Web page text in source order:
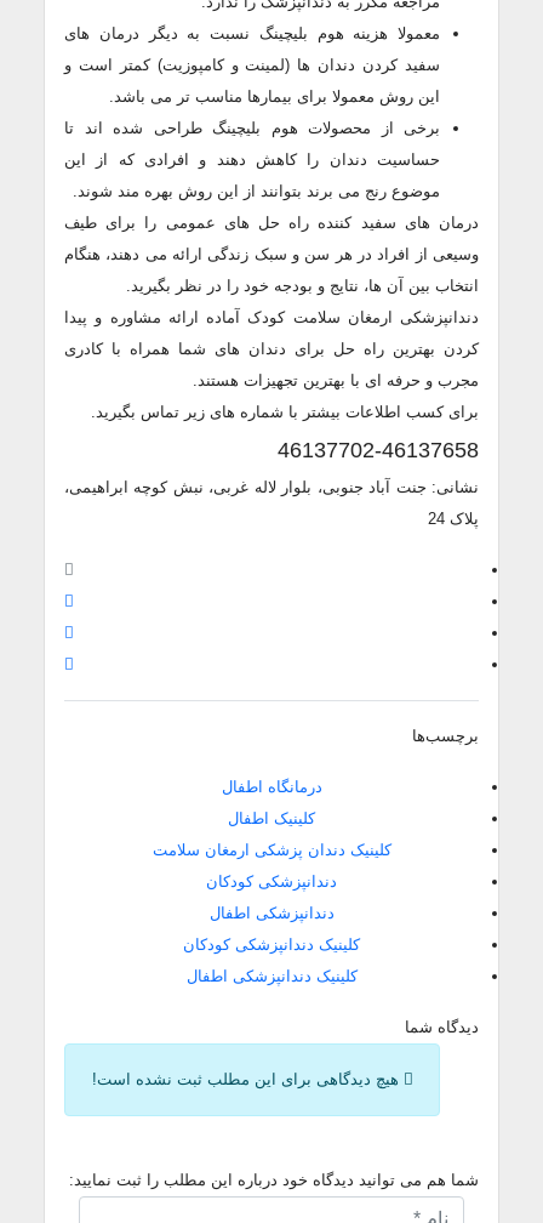
معمولا هزینه هوم بلیچینگ نسبت به دیگر درمان های
سفید کردن دندان ها (لمینت و کامپوزیت) کمتر است و
این روش معمولا برای بیمارها مناسب تر می باشد.
برخی از محصولات هوم بلیچینگ طراحی شده اند تا
حساسیت دندان را کاهش دهند و افرادی که از این
موضوع رنج می برند بتوانند از این روش بهره مند شوند.
درمان های سفید کننده راه حل های عمومی را برای طیف
وسیعی از افراد در هر سن و سبک زندگی ارائه می دهند، هنگام
انتخاب بین آن ها، نتایج و بودجه خود را در نظر بگیرید.
دندانپزشکی ارمغان سلامت کودک آماده ارائه مشاوره و پیدا
کردن بهترین راه حل برای دندان های شما همراه با کادری
مجرب و حرفه ای با بهترین تجهیزات هستند.
برای کسب اطلاعات بیشتر با شماره های زیر تماس بگیرید.
46137702-46137658
نشانی: جنت آباد جنوبی، بلوار لاله غربی، نبش کوچه ابراهیمی،
پلاک 24
برچسب‌ها
درمانگاه اطفال
کلینیک اطفال
کلینیک دندان پزشکی ارمغان سلامت
دندانپزشکی کودکان
دندانپزشکی اطفال
کلینیک دندانپزشکی کودکان
کلینیک دندانپزشکی اطفال
دیدگاه شما
هیچ دیدگاهی برای این مطلب ثبت نشده است!
شما هم می توانید دیدگاه خود درباره این مطلب را ثبت نمایید: